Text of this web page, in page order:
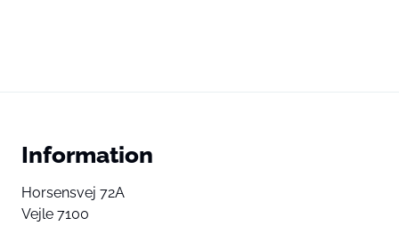
Information
Horsensvej 72A
Vejle 7100